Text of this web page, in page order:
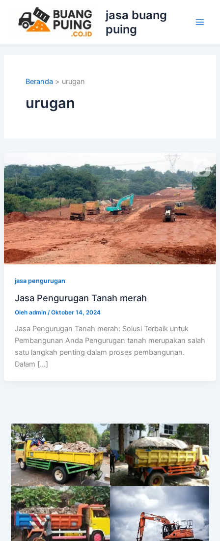
konten
jasa buang
puing
Beranda urugan
urugan
jasa pengurugan
Jasa Pengurugan Tanah merah
Oleh admin /Oktober 14, 2024
Jasa Pengurugan Tanah merah: Solusi Terbaik untuk
Pembangunan Anda Pengurugan tanah merupakan salah
satu langkah penting dalam proses pembangunan.
Dalam […]